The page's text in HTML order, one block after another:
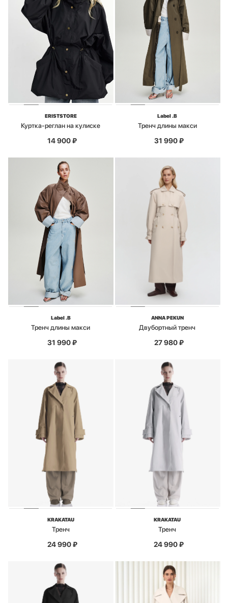
ERISTSTORE
Куртка-реглан на кулиске
14 900₽
Label .B
Тренч длины макси
31 990₽
Label .B
Тренч длины макси
31 990₽
ANNA PEKUN
Двубортный тренч
27 980₽
KRAKATAU
Тренч
24 990₽
KRAKATAU
Тренч
24 990₽